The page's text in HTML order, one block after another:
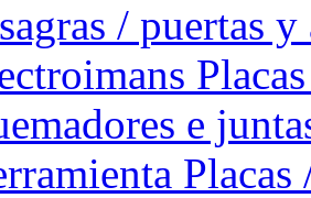
/ puertas y
e